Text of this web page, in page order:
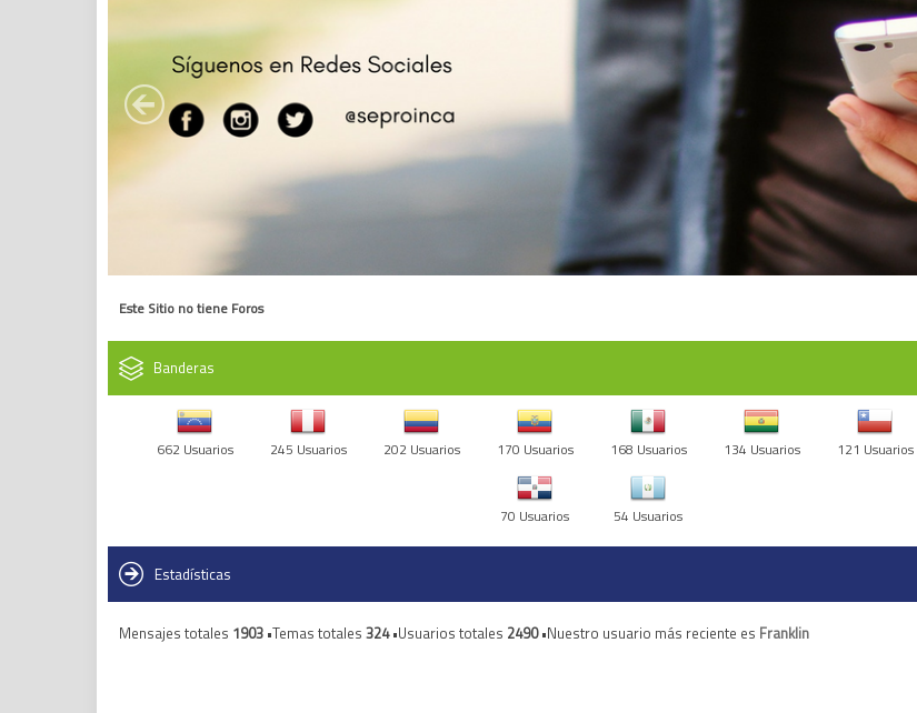
Este Sitio no tiene Foros
Banderas
662 Usuarios 245 Usuarios 202 Usuarios 170 Usuarios 168 Usuarios 134 Usuarios 121 Usuarios
70 Usuarios 54 Usuarios
Estadísticas
Mensajes totales 1903 •Temas totales 324•Usuarios totales 2490•Nuestro usuario más reciente es Franklin